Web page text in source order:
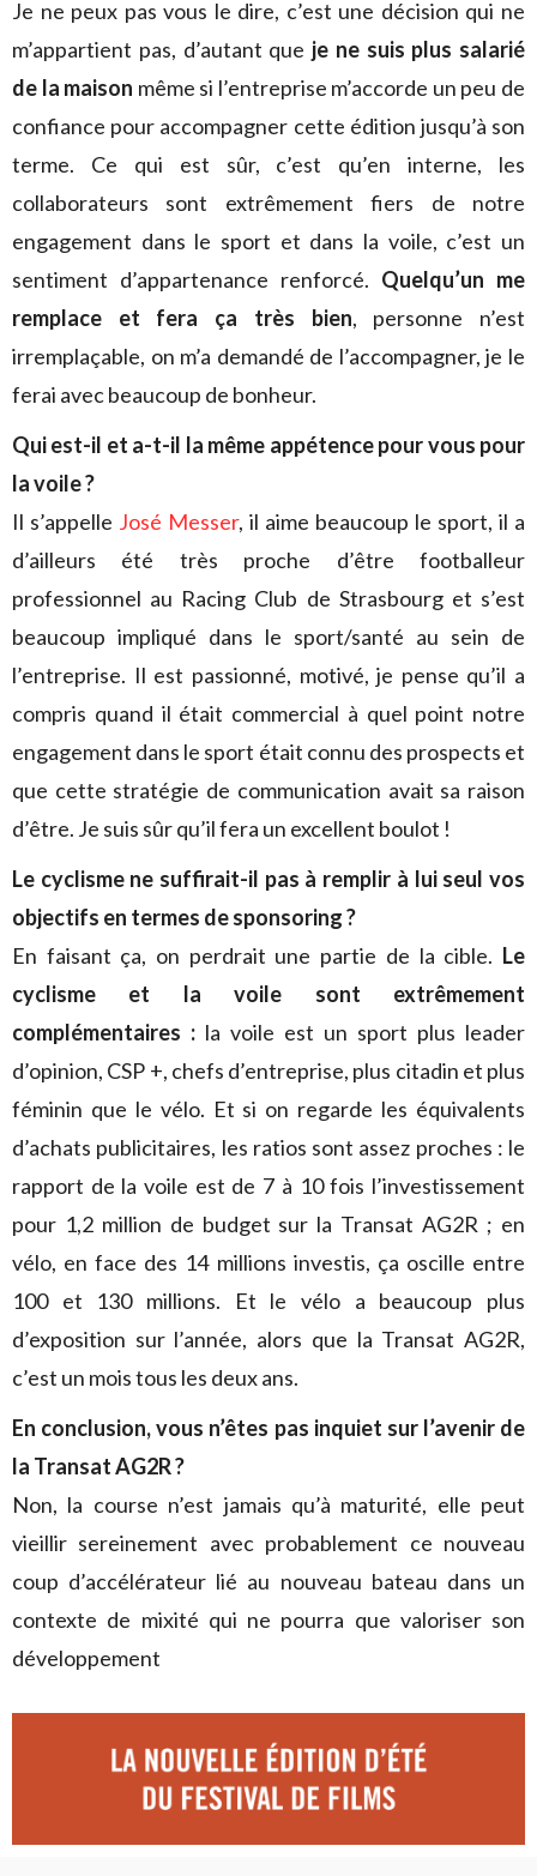
Je ne peux pas vous le dire, c’est une décision qui ne
m’appartient pas, d’autant que je ne suis plus salarié
de la maison même si l’entreprise m’accorde un peu de
confiance pour accompagner cette édition jusqu’à son
terme. Ce qui est sûr, c’est qu’en interne, les
collaborateurs sont extrêmement fiers de notre
engagement dans le sport et dans la voile, c’est un
sentiment d’appartenance renforcé. Quelqu’un me
remplace et fera ça très bien, personne n’est
irremplaçable, on m’a demandé de l’accompagner, je le
ferai avec beaucoup de bonheur.
Qui est-il et a-t-il la même appétence pour vous pour
la voile ?
Il s’appelle José Messer, il aime beaucoup le sport, il a
d’ailleurs été très proche d’être footballeur
professionnel au Racing Club de Strasbourg et s’est
beaucoup impliqué dans le sport/santé au sein de
l’entreprise. Il est passionné, motivé, je pense qu’il a
compris quand il était commercial à quel point notre
engagement dans le sport était connu des prospects et
que cette stratégie de communication avait sa raison
d’être. Je suis sûr qu’il fera un excellent boulot !
Le cyclisme ne suffirait-il pas à remplir à lui seul vos
objectifs en termes de sponsoring ?
En faisant ça, on perdrait une partie de la cible. Le
cyclisme et la voile sont extrêmement
complémentaires : la voile est un sport plus leader
d’opinion, CSP +, chefs d’entreprise, plus citadin et plus
féminin que le vélo. Et si on regarde les équivalents
d’achats publicitaires, les ratios sont assez proches : le
rapport de la voile est de 7 à 10 fois l’investissement
pour 1,2 million de budget sur la Transat AG2R ; en
vélo, en face des 14 millions investis, ça oscille entre
100 et 130 millions. Et le vélo a beaucoup plus
d’exposition sur l’année, alors que la Transat AG2R,
c’est un mois tous les deux ans.
En conclusion, vous n’êtes pas inquiet sur l’avenir de
la Transat AG2R ?
Non, la course n’est jamais qu’à maturité, elle peut
vieillir sereinement avec probablement ce nouveau
coup d’accélérateur lié au nouveau bateau dans un
contexte de mixité qui ne pourra que valoriser son
développement